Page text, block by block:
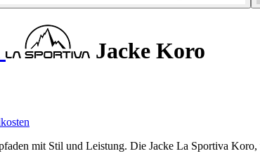
Jacke Koro
mit Stil und Leistung. Die Jacke La Sportiva